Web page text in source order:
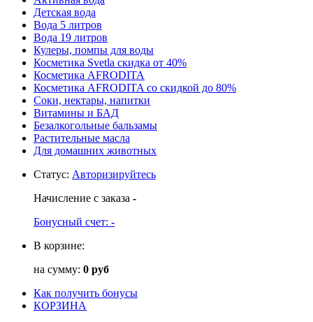
Детская вода
Вода 5 литров
Вода 19 литров
Кулеры, помпы для воды
Косметика Svetla скидка от 40%
Косметика AFRODITA
Косметика AFRODITA со скидкой до 80%
Соки, нектары, напитки
Витамины и БАД
Безалкогольные бальзамы
Растительные масла
Для домашних животных
Статус: Авторизируйтесь
Начисление с заказа -
Бонусный счет: -
В корзине:
на сумму: 0 руб
Как получить бонусы
КОРЗИНА